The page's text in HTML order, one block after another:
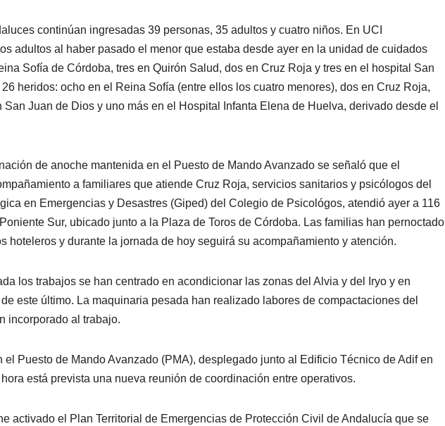
continúan ingresadas 39 personas, 35 adultos y cuatro niños. En UCI
adultos al haber pasado el menor que estaba desde ayer en la unidad de cuidados
Sofía de Córdoba, tres en Quirón Salud, dos en Cruz Roja y tres en el hospital San
heridos: ocho en el Reina Sofía (entre ellos los cuatro menores), dos en Cruz Roja,
Juan de Dios y uno más en el Hospital Infanta Elena de Huelva, derivado desde el
de anoche mantenida en el Puesto de Mando Avanzado se señaló que el
a familiares que atiende Cruz Roja, servicios sanitarios y psicólogos del
en Emergencias y Desastres (Giped) del Colegio de Psicológos, atendió ayer a 116
Sur, ubicado junto a la Plaza de Toros de Córdoba. Las familias han pernoctado
hoteleros y durante la jornada de hoy seguirá su acompañamiento y atención.
los trabajos se han centrado en acondicionar las zonas del Alvia y del Iryo y en
este último. La maquinaria pesada han realizado labores de compactaciones del
incorporado al trabajo.
Puesto de Mando Avanzado (PMA), desplegado junto al Edificio Técnico de Adif en
está prevista una nueva reunión de coordinación entre operativos.
activado el Plan Territorial de Emergencias de Protección Civil de Andalucía que se